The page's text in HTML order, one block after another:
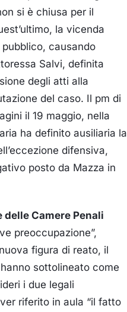
si è chiusa per il
la vicenda
causando
Salvi, definita
degli atti alla
del caso. Il pm di
il 19 maggio, nella
ha definito ausiliaria la
difensiva,
posto da Mazza in
delle Camere Penali
preoccupazione”,
figura di reato, il
sottolineato come
i due legali
riferito in aula “il fatto